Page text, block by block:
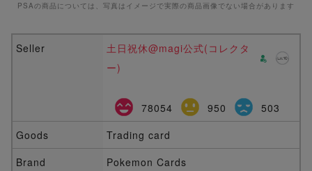
PSAの商品については、写真はイメージで実際の商品画像でない場合があります
Seller
土日祝休@magi公式(コレクタ
ー)
78054 950
503
Goods
Trading card
Brand
Pokemon Cards